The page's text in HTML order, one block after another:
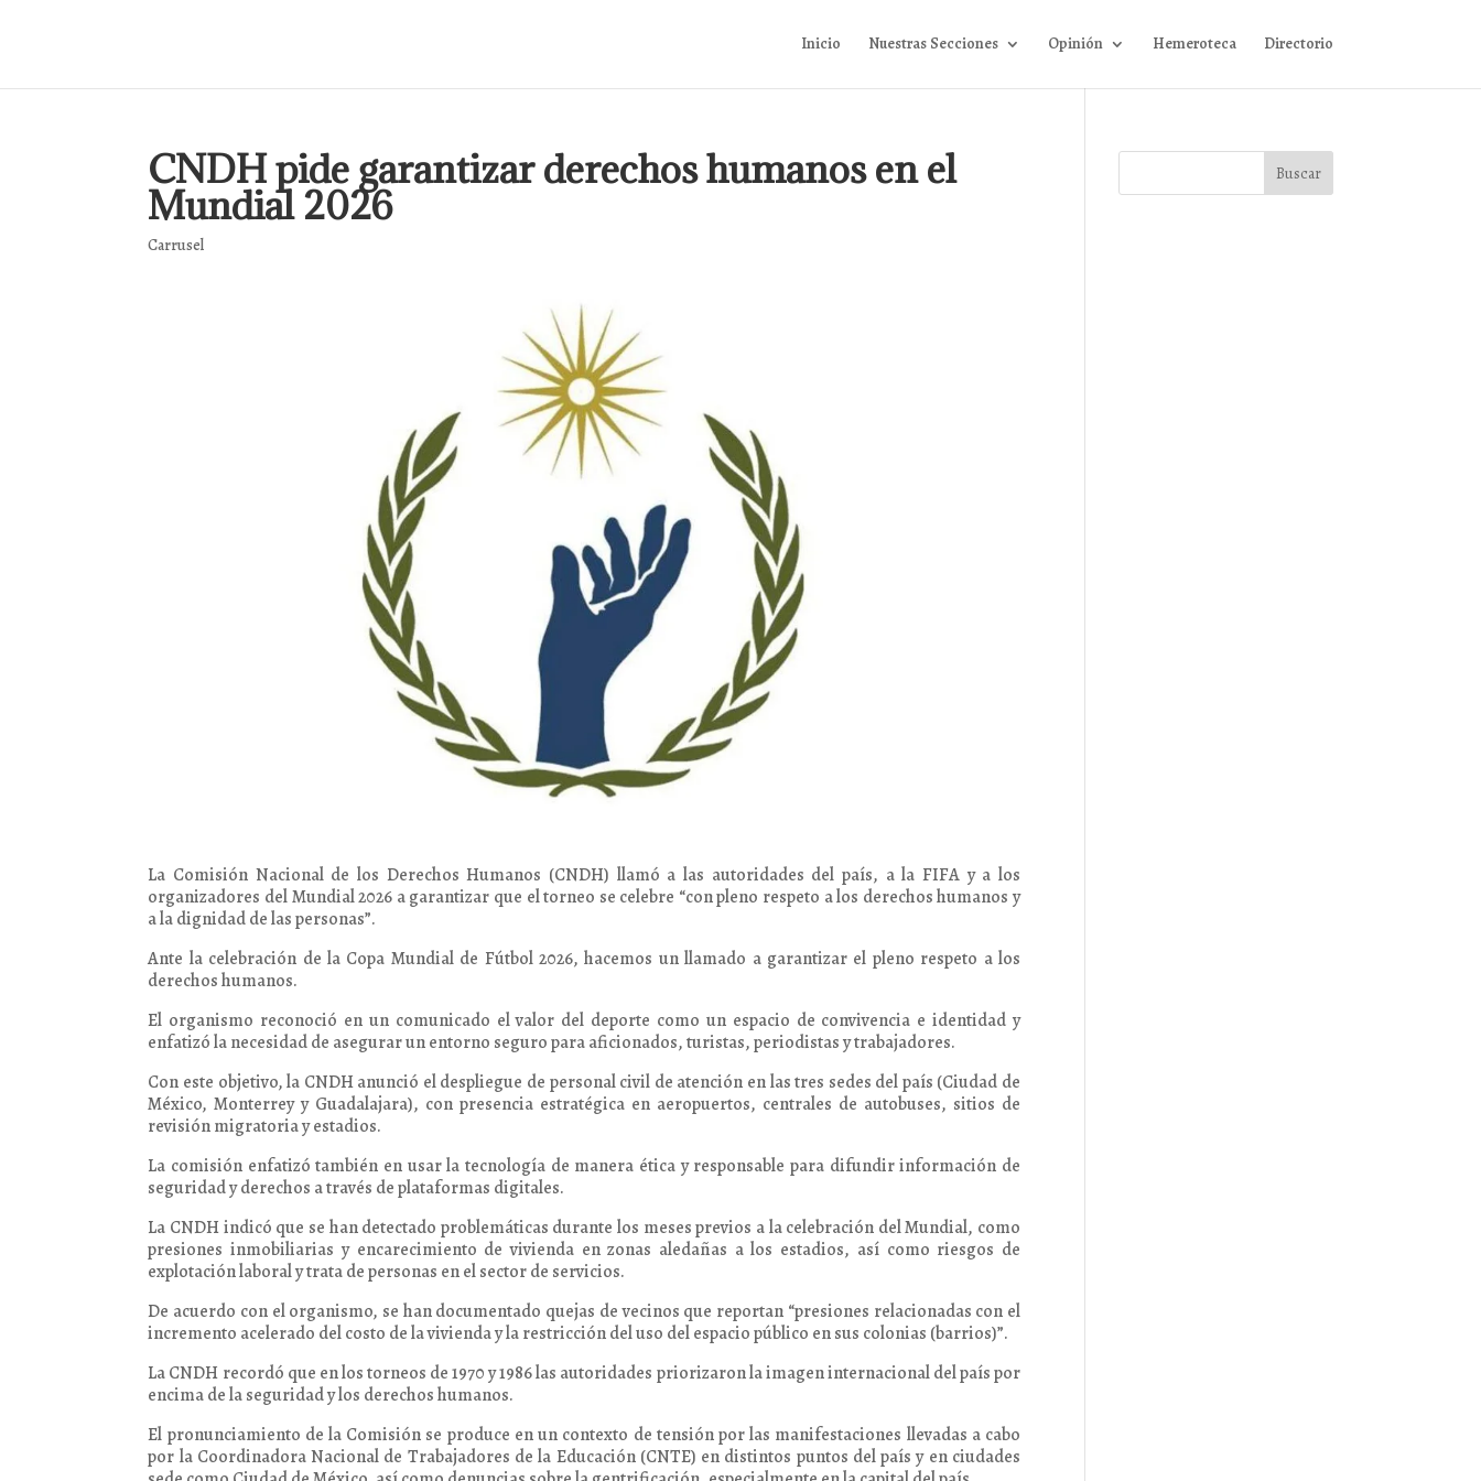
Inicio Nuestras Secciones Opinión Hemeroteca Directorio
CNDH pide garantizar derechos humanos en el
Mundial 2026
Carrusel
La Comisión Nacional de los Derechos Humanos (CNDH) llamó a las autoridades del país, a la FIFA y a los
organizadores del Mundial 2026 a garantizar que el torneo se celebre “con pleno respeto a los derechos humanos y
a la dignidad de las personas”.
Ante la celebración de la Copa Mundial de Fútbol 2026, hacemos un llamado a garantizar el pleno respeto a los
derechos humanos.
El organismo reconoció en un comunicado el valor del deporte como un espacio de convivencia e identidad y
enfatizó la necesidad de asegurar un entorno seguro para aficionados, turistas, periodistas y trabajadores.
Con este objetivo, la CNDH anunció el despliegue de personal civil de atención en las tres sedes del país (Ciudad de
México, Monterrey y Guadalajara), con presencia estratégica en aeropuertos, centrales de autobuses, sitios de
revisión migratoria y estadios.
La comisión enfatizó también en usar la tecnología de manera ética y responsable para difundir información de
seguridad y derechos a través de plataformas digitales.
La CNDH indicó que se han detectado problemáticas durante los meses previos a la celebración del Mundial, como
presiones inmobiliarias y encarecimiento de vivienda en zonas aledañas a los estadios, así como riesgos de
explotación laboral y trata de personas en el sector de servicios.
De acuerdo con el organismo, se han documentado quejas de vecinos que reportan “presiones relacionadas con el
incremento acelerado del costo de la vivienda y la restricción del uso del espacio público en sus colonias (barrios)”.
La CNDH recordó que en los torneos de 1970 y 1986 las autoridades priorizaron la imagen internacional del país por
encima de la seguridad y los derechos humanos.
El pronunciamiento de la Comisión se produce en un contexto de tensión por las manifestaciones llevadas a cabo
por la Coordinadora Nacional de Trabajadores de la Educación (CNTE) en distintos puntos del país y en ciudades